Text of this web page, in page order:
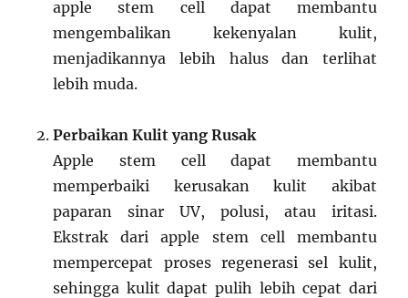
apple stem cell dapat membantu
mengembalikan kekenyalan kulit,
menjadikannya lebih halus dan terlihat
lebih muda.
Perbaikan Kulit yang Rusak
Apple stem cell dapat membantu
memperbaiki kerusakan kulit akibat
paparan sinar UV, polusi, atau iritasi.
Ekstrak dari apple stem cell membantu
mempercepat proses regenerasi sel kulit,
sehingga kulit dapat pulih lebih cepat dari